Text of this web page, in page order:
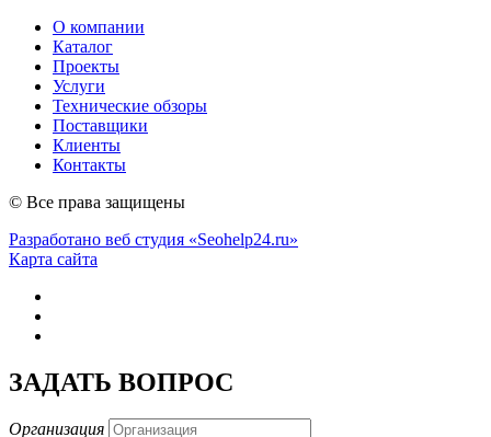
О компании
Каталог
Проекты
Услуги
Технические обзоры
Поставщики
Клиенты
Контакты
© Все права защищены
Разработано веб студия «Seohelp24.ru»
Карта сайта
ЗАДАТЬ ВОПРОС
Организация